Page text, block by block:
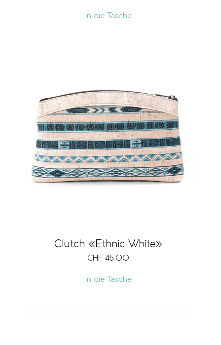
In die Tasche
Clutch «Ethnic White»
CHF 45.00
In die Tasche